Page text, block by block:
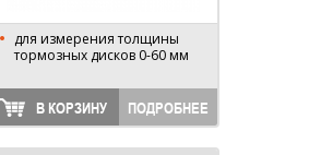
для измерения толщины
тормозных дисков 0-60 мм
В КОРЗИНУ ПОДРОБНЕЕ